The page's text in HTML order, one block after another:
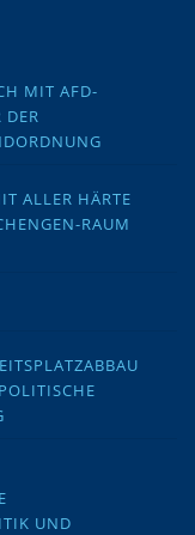
MIT AFD-
DER
ALLER HÄRTE
RAUM
UND